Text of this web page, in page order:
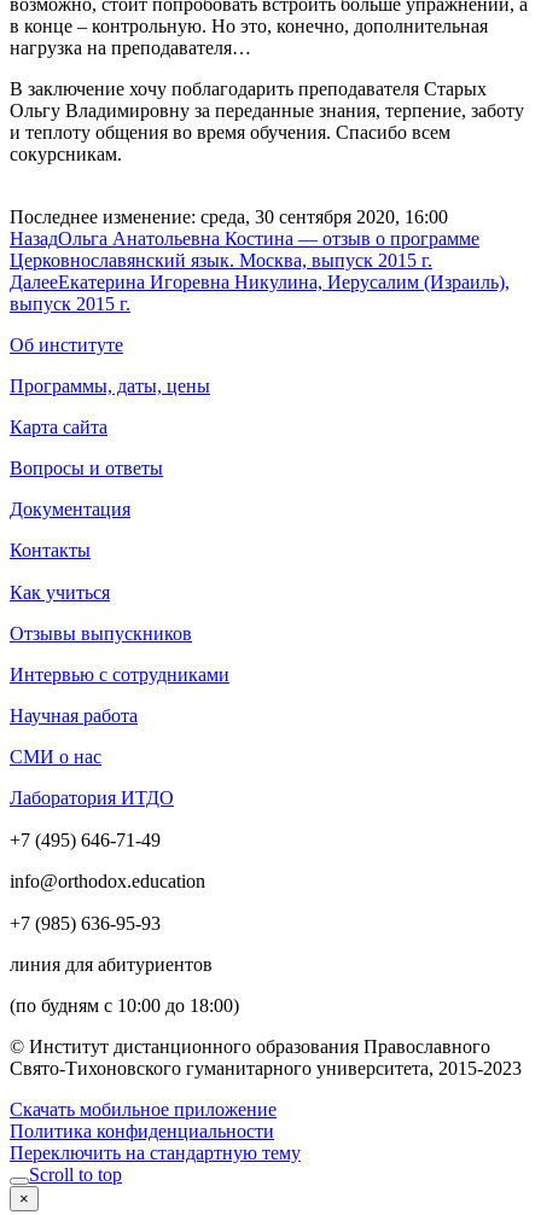
в конце – контрольную. Но это, конечно, дополнительная
нагрузка на преподавателя…
В заключение хочу поблагодарить преподавателя Старых
Ольгу Владимировну за переданные знания, терпение, заботу
и теплоту общения во время обучения. Спасибо всем
сокурсникам.
Последнее изменение: среда, 30 сентября 2020, 16:00
НазадОльга Анатольевна Костина — отзыв о программе
Церковнославянский язык. Москва, выпуск 2015 г.
ДалееЕкатерина Игоревна Никулина, Иерусалим (Израиль),
выпуск 2015 г.
Об институте
Программы, даты, цены
Карта сайта
Вопросы и ответы
Документация
Контакты
Как учиться
Отзывы выпускников
Интервью с сотрудниками
Научная работа
СМИ о нас
Лаборатория ИТДО
+7 (495) 646-71-49
info@orthodox.education
+7 (985) 636-95-93
линия для абитуриентов
(по будням с 10:00 до 18:00)
© Институт дистанционного образования Православного
Свято-Тихоновского гуманитарного университета, 2015-2023
Скачать мобильное приложение
Политика конфиденциальности
Переключить на стандартную тему
Scroll to top
×